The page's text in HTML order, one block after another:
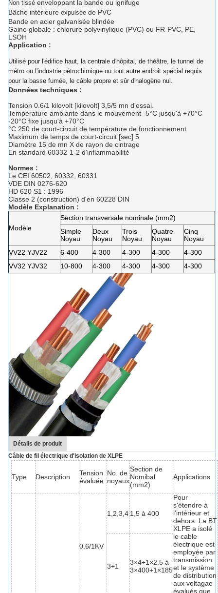
Non tissé enveloppant la bande ou ignifuge
Bâche intérieure expulsée de PVC
Bande en acier galvanisée blindée
Gaine globale : chlorure polyvinylique (PVC) ou FR-PVC, PE,
LSOH
Application :
Utilisé pour l'édifice haut, la centrale d'hôpital, de théâtre, le tunnel de
métro ou l'industrie pétrochimique ou tout autre endroit spécial requis
pour la basse fumée, le câble propre et sûr d'halogène nul.
Données techniques :
Tension 0.6/1 kilovolt [kilovolt] 3,5/5 mn d'essai.
Température ambiante dans le mouvement -5°C jusqu'à +70°C
-20°C fixe jusqu'à +70°C
°C 250 de court-circuit de température de fonctionnement
Maximum de temps de court-circuit [sec] 5
Diamètre 15 de mn X de rayon de cintrage
En standard 60332-1-2 d'inflammabilité
Normes :
Le CEI 60502, 60332, 60331
VDE DIN 0276-620
HD 620 S1 : 1996
Classe 2 (construction) d'en 60228 DIN
Modèle Explanation :
Modèle
Section transversale nominale (mm2)
Simple
Noyau
Deux
Noyau
Trois
Noyau
Quatre
Noyau
Cinq
Noyau
VV22 YJV22
6-400 4-300 4-300 4-300
4-300
VV32 YJV32
10-800 4-300 4-300 4-300 4-300
Détails de produit
Câble de fil électrique d'isolation de XLPE
Type Description
Tension
évaluée
No. de
noyaux
Section de
Nomibal
(mm2)
Applications
0.6/1KV
1,2,3,4 1,5 à 400
Pour
s'étendre à
l'intérieur et
dehors. La BT
XLPE a isolé
le cable
électrique est
employée par
transmission
et le système
de distribution
aux voltagae
évalués que
3+1
3×4+1×2.5 à
3×400+1×185